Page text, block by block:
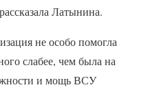
Латынина.
не особо помогла
слабее, чем была на
и мощь ВСУ